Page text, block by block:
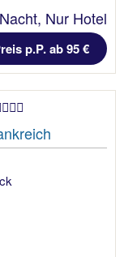
Nur Hotel
p.P. ab 95 €